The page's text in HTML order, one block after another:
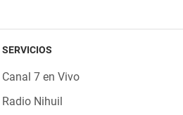
SERVICIOS
Canal 7 en Vivo
Radio Nihuil